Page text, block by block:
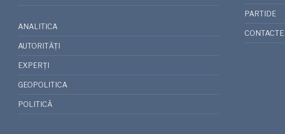
ANALITICA
AUTORITĂȚI
EXPERȚI
GEOPOLITICA
POLITICĂ
PARTIDE
CONTACTE